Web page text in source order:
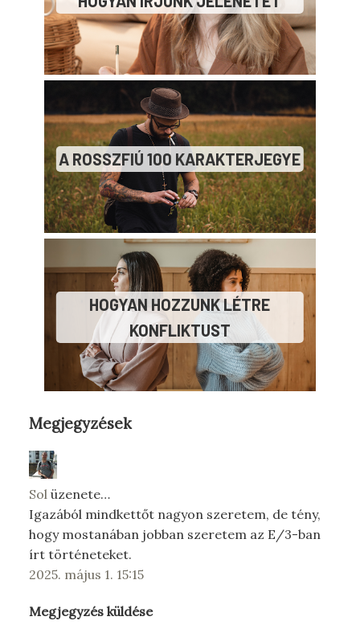
A ROSSZFIÚ 100 KARAKTERJEGYE
HOGYAN HOZZUNK LÉTRE
KONFLIKTUST
Megjegyzések
Sol üzenete…
Igazából mindkettőt nagyon szeretem, de tény,
hogy mostanában jobban szeretem az E/3-ban
írt történeteket.
2025. május 1. 15:15
Megjegyzés küldése